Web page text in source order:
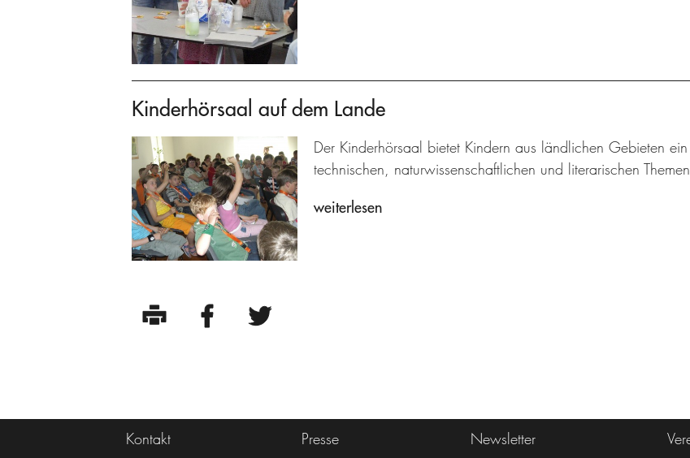
Kinderhörsaal auf dem Lande
Der Kinderhörsaal bietet Kindern aus ländlichen Gebieten
technischen, naturwissenschaftlichen und literarischen
weiterlesen
Kontakt Presse Newsletter